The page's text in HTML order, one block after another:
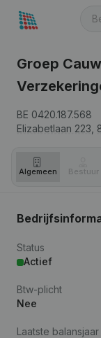
Groep
BE 0420.187.568
Elizabetlaan 223,
Algemeen Bestuur
Status
Actief
Btw-plicht
Nee
Laatste balansjaar